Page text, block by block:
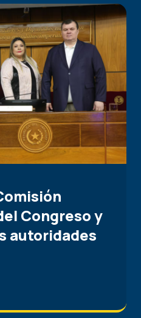
Congreso y
autoridades